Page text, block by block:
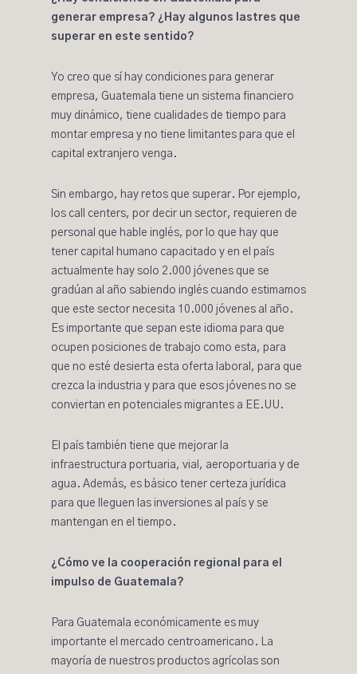
generar empresa? ¿Hay algunos lastres que
superar en este sentido?
Yo creo que sí hay condiciones para generar
empresa, Guatemala tiene un sistema financiero
muy dinámico, tiene cualidades de tiempo para
montar empresa y no tiene limitantes para que el
capital extranjero venga.
Sin embargo, hay retos que superar. Por ejemplo,
los call centers, por decir un sector, requieren de
personal que hable inglés, por lo que hay que
tener capital humano capacitado y en el país
actualmente hay solo 2.000 jóvenes que se
gradúan al año sabiendo inglés cuando estimamos
que este sector necesita 10.000 jóvenes al año.
Es importante que sepan este idioma para que
ocupen posiciones de trabajo como esta, para
que no esté desierta esta oferta laboral, para que
crezca la industria y para que esos jóvenes no se
conviertan en potenciales migrantes a EE.UU.
El país también tiene que mejorar la
infraestructura portuaria, vial, aeroportuaria y de
agua. Además, es básico tener certeza jurídica
para que lleguen las inversiones al país y se
mantengan en el tiempo.
¿Cómo ve la cooperación regional para el
impulso de Guatemala?
Para Guatemala económicamente es muy
importante el mercado centroamericano. La
mayoría de nuestros productos agrícolas son